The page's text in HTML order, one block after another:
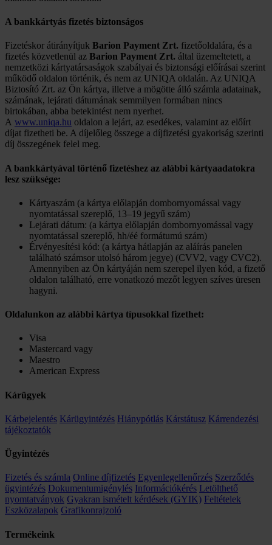
A bankkártyás fizetés biztonságos
Fizetéskor átirányítjuk Barion Payment Zrt. fizetőoldalára, és a
fizetés közvetlenül az Barion Payment Zrt. által üzemeltetett, a
nemzetközi kártyatársaságok szabályai és biztonsági előírásai szerint
működő oldalon történik, és nem az UNIQA oldalán. Az UNIQA
Biztosító Zrt. az Ön kártya, illetve a mögötte álló számla adatainak,
számának, lejárati dátumának semmilyen formában nincs
birtokában, abba betekintést nem nyerhet.
A www.uniqa.hu oldalon a lejárt, az esedékes, valamint az előírt
díjat fizetheti be. A díjelőleg összege a díjfizetési gyakoriság szerinti
díj összegének felel meg.
A bankkártyával történő fizetéshez az alábbi kártyaadatokra
lesz szüksége:
Kártyaszám (a kártya előlapján dombornyomással vagy
nyomtatással szereplő, 13–19 jegyű szám)
Lejárati dátum: (a kártya előlapján dombornyomással vagy
nyomtatással szereplő, hh/éé formátumú szám)
Érvényesítési kód: (a kártya hátlapján az aláírás panelen
található számsor utolsó három jegye) (CVV2, vagy CVC2).
Amennyiben az Ön kártyáján nem szerepel ilyen kód, a fizető
oldalon található, erre vonatkozó mezőt legyen szíves üresen
hagyni.
Oldalunkon az alábbi kártya típusokkal fizethet:
Visa
Mastercard vagy
Maestro
American Express
Kárügyek
Kárbejelentés Kárügyintézés Hiánypótlás Kárstátusz Kárrendezési
tájékoztatók
Ügyintézés
Fizetés és számla Online díjfizetés Egyenlegellenőrzés Szerződés
ügyintézés Dokumentumigénylés Információkérés Letölthető
nyomtatványok Gyakran ismételt kérdések (GYIK) Feltételek
Eszközalapok Grafikonrajzoló
Termékeink